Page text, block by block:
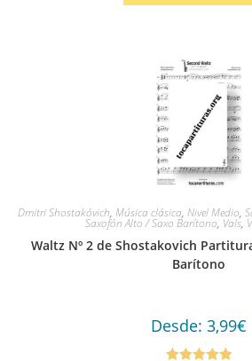
Dmitri Shostakóvich, Música clásica, Nivel Medio,
Saxofón Alto / Saxo Barítono, Vals,
Waltz Nº 2 de Shostakovich
Barítono
Desde: 3,99€